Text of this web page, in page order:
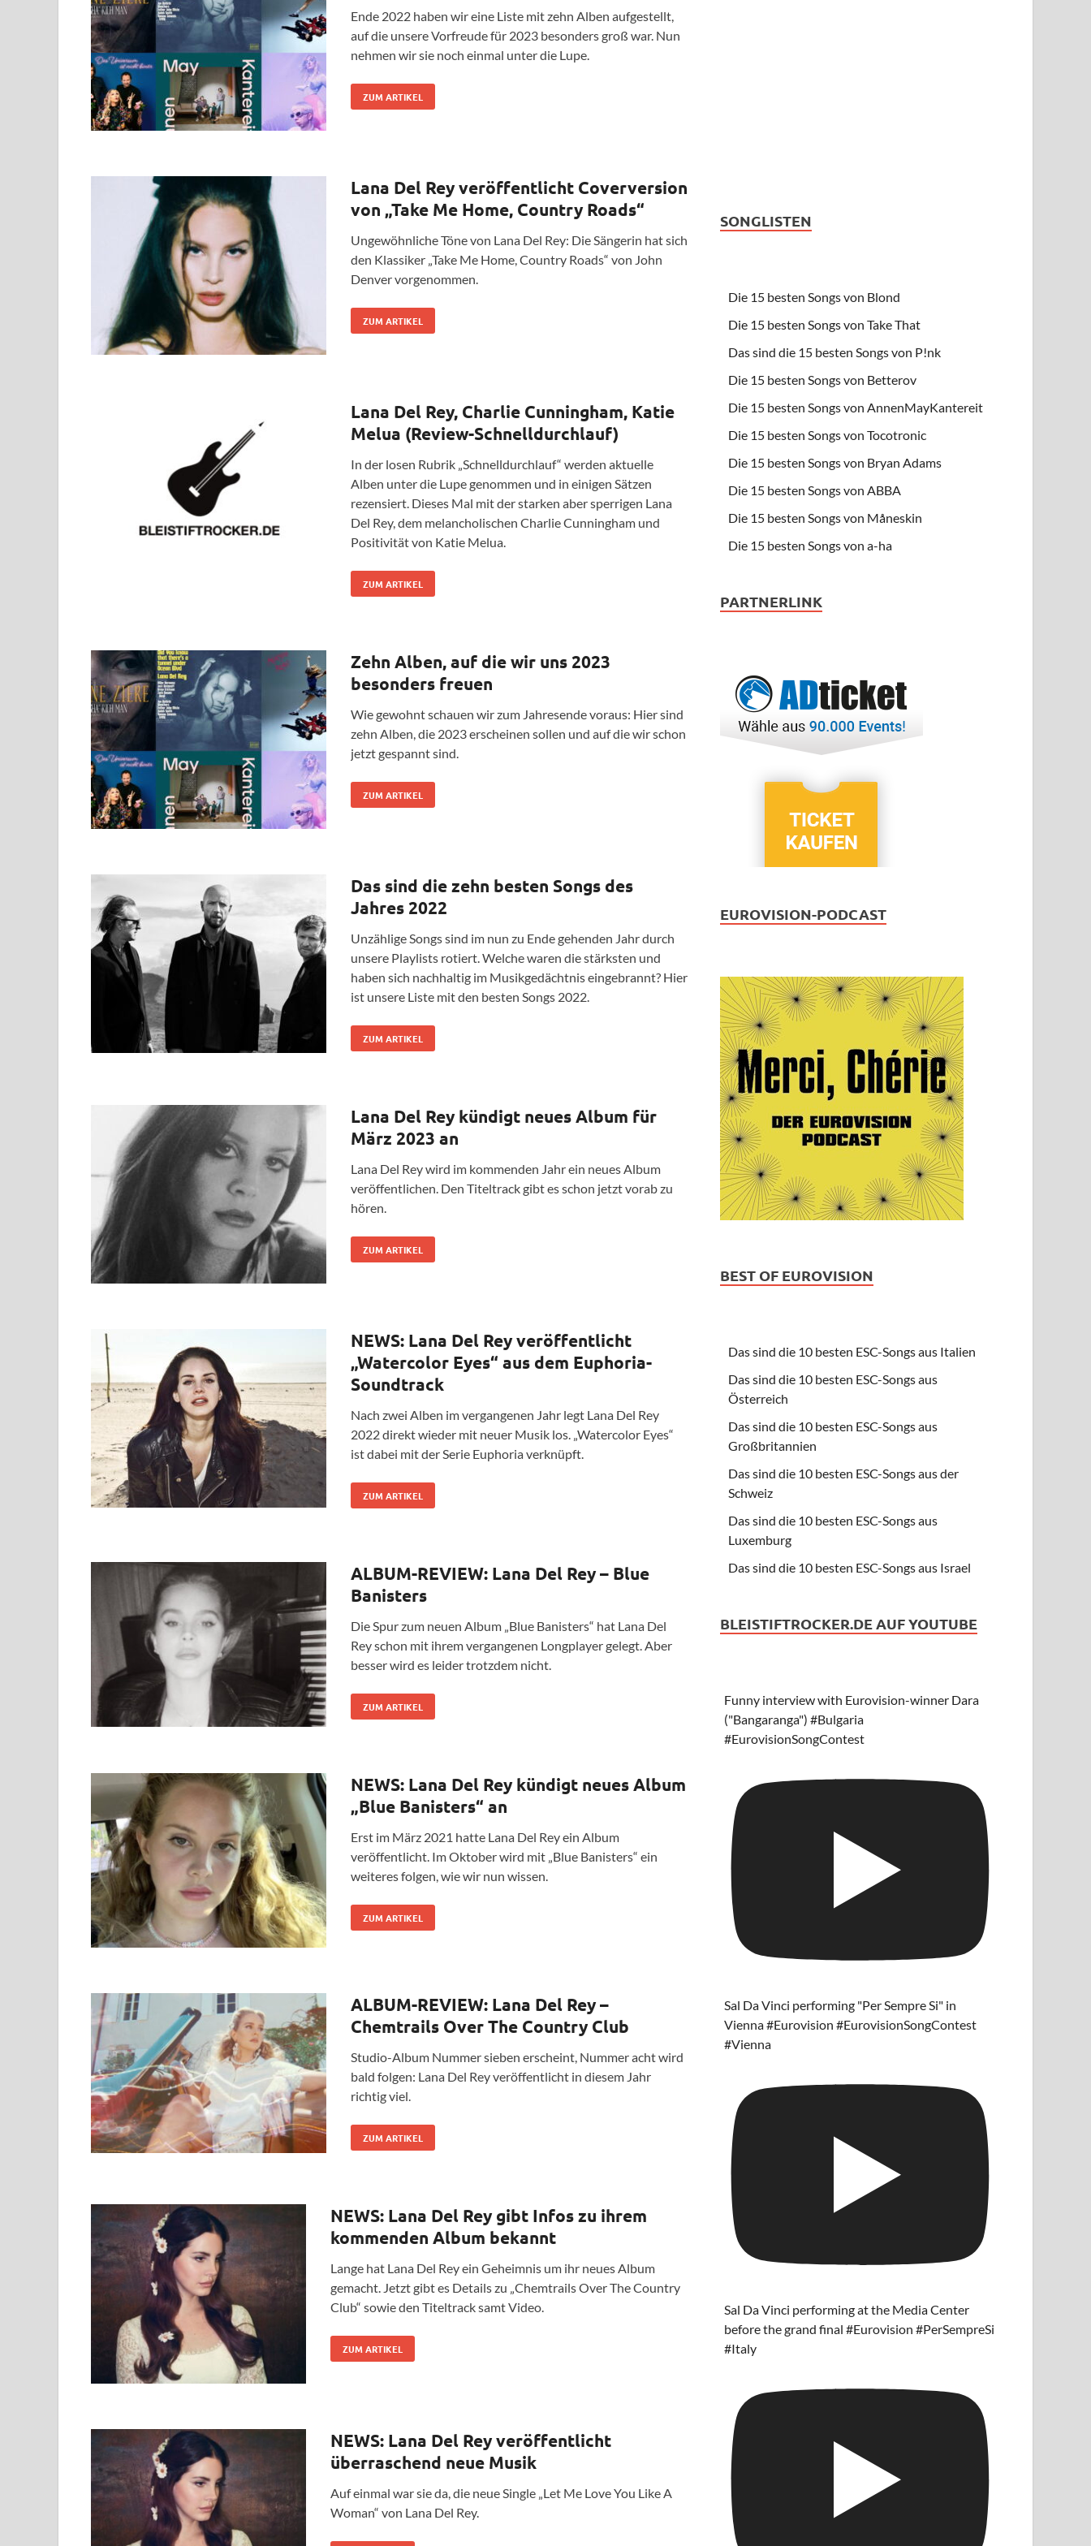
Ende 2022 haben wir eine Liste mit zehn Alben aufgestellt,
auf die unsere Vorfreude für 2023 besonders groß war. Nun
nehmen wir sie noch einmal unter die Lupe.
ZUM ARTIKEL
Lana Del Rey veröffentlicht Coverversion
von „Take Me Home, Country Roads“
Ungewöhnliche Töne von Lana Del Rey: Die Sängerin hat sich
den Klassiker „Take Me Home, Country Roads“ von John
Denver vorgenommen.
ZUM ARTIKEL
Lana Del Rey, Charlie Cunningham, Katie
Melua (Review-Schnelldurchlauf)
In der losen Rubrik „Schnelldurchlauf“ werden aktuelle
Alben unter die Lupe genommen und in einigen Sätzen
rezensiert. Dieses Mal mit der starken aber sperrigen Lana
Del Rey, dem melancholischen Charlie Cunningham und
Positivität von Katie Melua.
ZUM ARTIKEL
Zehn Alben, auf die wir uns 2023
besonders freuen
Wie gewohnt schauen wir zum Jahresende voraus: Hier sind
zehn Alben, die 2023 erscheinen sollen und auf die wir schon
jetzt gespannt sind.
ZUM ARTIKEL
Das sind die zehn besten Songs des
Jahres 2022
Unzählige Songs sind im nun zu Ende gehenden Jahr durch
unsere Playlists rotiert. Welche waren die stärksten und
haben sich nachhaltig im Musikgedächtnis eingebrannt? Hier
ist unsere Liste mit den besten Songs 2022.
ZUM ARTIKEL
Lana Del Rey kündigt neues Album für
März 2023 an
Lana Del Rey wird im kommenden Jahr ein neues Album
veröffentlichen. Den Titeltrack gibt es schon jetzt vorab zu
hören.
ZUM ARTIKEL
NEWS: Lana Del Rey veröffentlicht
„Watercolor Eyes“ aus dem Euphoria-
Soundtrack
Nach zwei Alben im vergangenen Jahr legt Lana Del Rey
2022 direkt wieder mit neuer Musik los. „Watercolor Eyes“
ist dabei mit der Serie Euphoria verknüpft.
ZUM ARTIKEL
ALBUM-REVIEW: Lana Del Rey – Blue
Banisters
Die Spur zum neuen Album „Blue Banisters“ hat Lana Del
Rey schon mit ihrem vergangenen Longplayer gelegt. Aber
besser wird es leider trotzdem nicht.
ZUM ARTIKEL
NEWS: Lana Del Rey kündigt neues Album
„Blue Banisters“ an
Erst im März 2021 hatte Lana Del Rey ein Album
veröffentlicht. Im Oktober wird mit „Blue Banisters“ ein
weiteres folgen, wie wir nun wissen.
ZUM ARTIKEL
ALBUM-REVIEW: Lana Del Rey –
Chemtrails Over The Country Club
Studio-Album Nummer sieben erscheint, Nummer acht wird
bald folgen: Lana Del Rey veröffentlicht in diesem Jahr
richtig viel.
ZUM ARTIKEL
NEWS: Lana Del Rey gibt Infos zu ihrem
kommenden Album bekannt
Lange hat Lana Del Rey ein Geheimnis um ihr neues Album
gemacht. Jetzt gibt es Details zu „Chemtrails Over The Country
Club“ sowie den Titeltrack samt Video.
ZUM ARTIKEL
NEWS: Lana Del Rey veröffentlicht
überraschend neue Musik
Auf einmal war sie da, die neue Single „Let Me Love You Like A
Woman“ von Lana Del Rey.
SONGLISTEN
Die 15 besten Songs von Blond
Die 15 besten Songs von Take That
Das sind die 15 besten Songs von P!nk
Die 15 besten Songs von Betterov
Die 15 besten Songs von AnnenMayKantereit
Die 15 besten Songs von Tocotronic
Die 15 besten Songs von Bryan Adams
Die 15 besten Songs von ABBA
Die 15 besten Songs von Måneskin
Die 15 besten Songs von a-ha
PARTNERLINK
EUROVISION-PODCAST
BEST OF EUROVISION
Das sind die 10 besten ESC-Songs aus Italien
Das sind die 10 besten ESC-Songs aus
Österreich
Das sind die 10 besten ESC-Songs aus
Großbritannien
Das sind die 10 besten ESC-Songs aus der
Schweiz
Das sind die 10 besten ESC-Songs aus
Luxemburg
Das sind die 10 besten ESC-Songs aus Israel
BLEISTIFTROCKER.DE AUF YOUTUBE
Funny interview with Eurovision-winner Dara
("Bangaranga") #Bulgaria
#EurovisionSongContest
Sal Da Vinci performing "Per Sempre Si" in
Vienna #Eurovision #EurovisionSongContest
#Vienna
Sal Da Vinci performing at the Media Center
before the grand final #Eurovision #PerSempreSi
#Italy